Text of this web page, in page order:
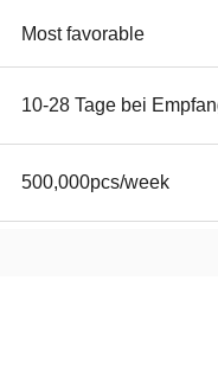
Most favorable
10-28 Tage bei
500,000pcs/week